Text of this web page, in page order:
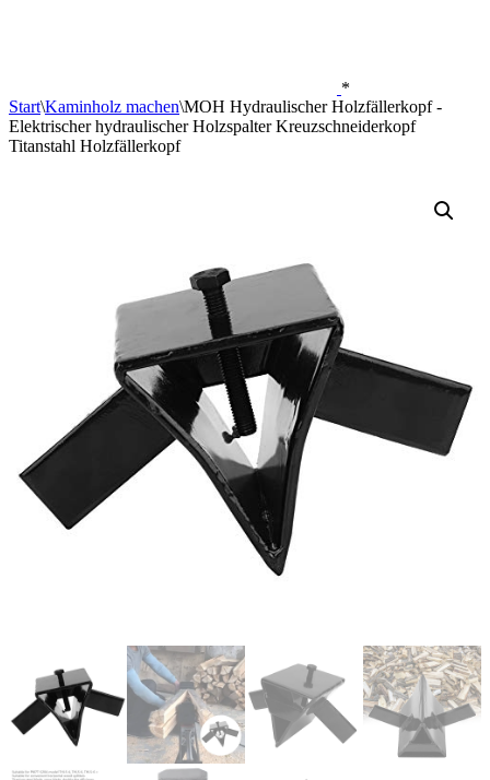
*
Start\Kaminholz machen\MOH Hydraulischer Holzfällerkopf -
Elektrischer hydraulischer Holzspalter Kreuzschneiderkopf
Titanstahl Holzfällerkopf